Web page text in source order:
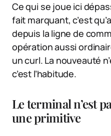
Ce qui se joue ici
fait marquant, c’est
depuis la ligne de
opération aussi
un curl. La nouveauté
c’est l’habitude.
Le terminal n’est
une primitive